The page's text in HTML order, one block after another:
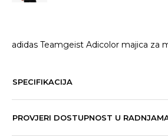
adidas Teamgeist Adicolor majica za
SPECIFIKACIJA
PROVJERI DOSTUPNOST U